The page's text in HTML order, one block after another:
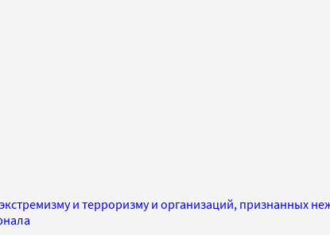
и терроризму и организаций, признанных